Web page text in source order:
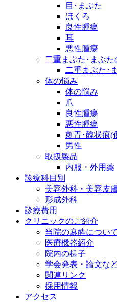
目･まぶた
ほくろ
良性腫瘍
耳
悪性腫瘍
二重まぶた･まぶ
二重まぶた･
体の悩み
体の悩み
爪
良性腫瘍
悪性腫瘍
刺青･醜状痕(
男性
取扱製品
内服・外用薬
診療科目別
美容外科・美容皮
形成外科
診療費用
クリニックのご紹介
当院の麻酔について
医療機器紹介
院内の様子
学会発表・論文な
関連リンク
採用情報
アクセス